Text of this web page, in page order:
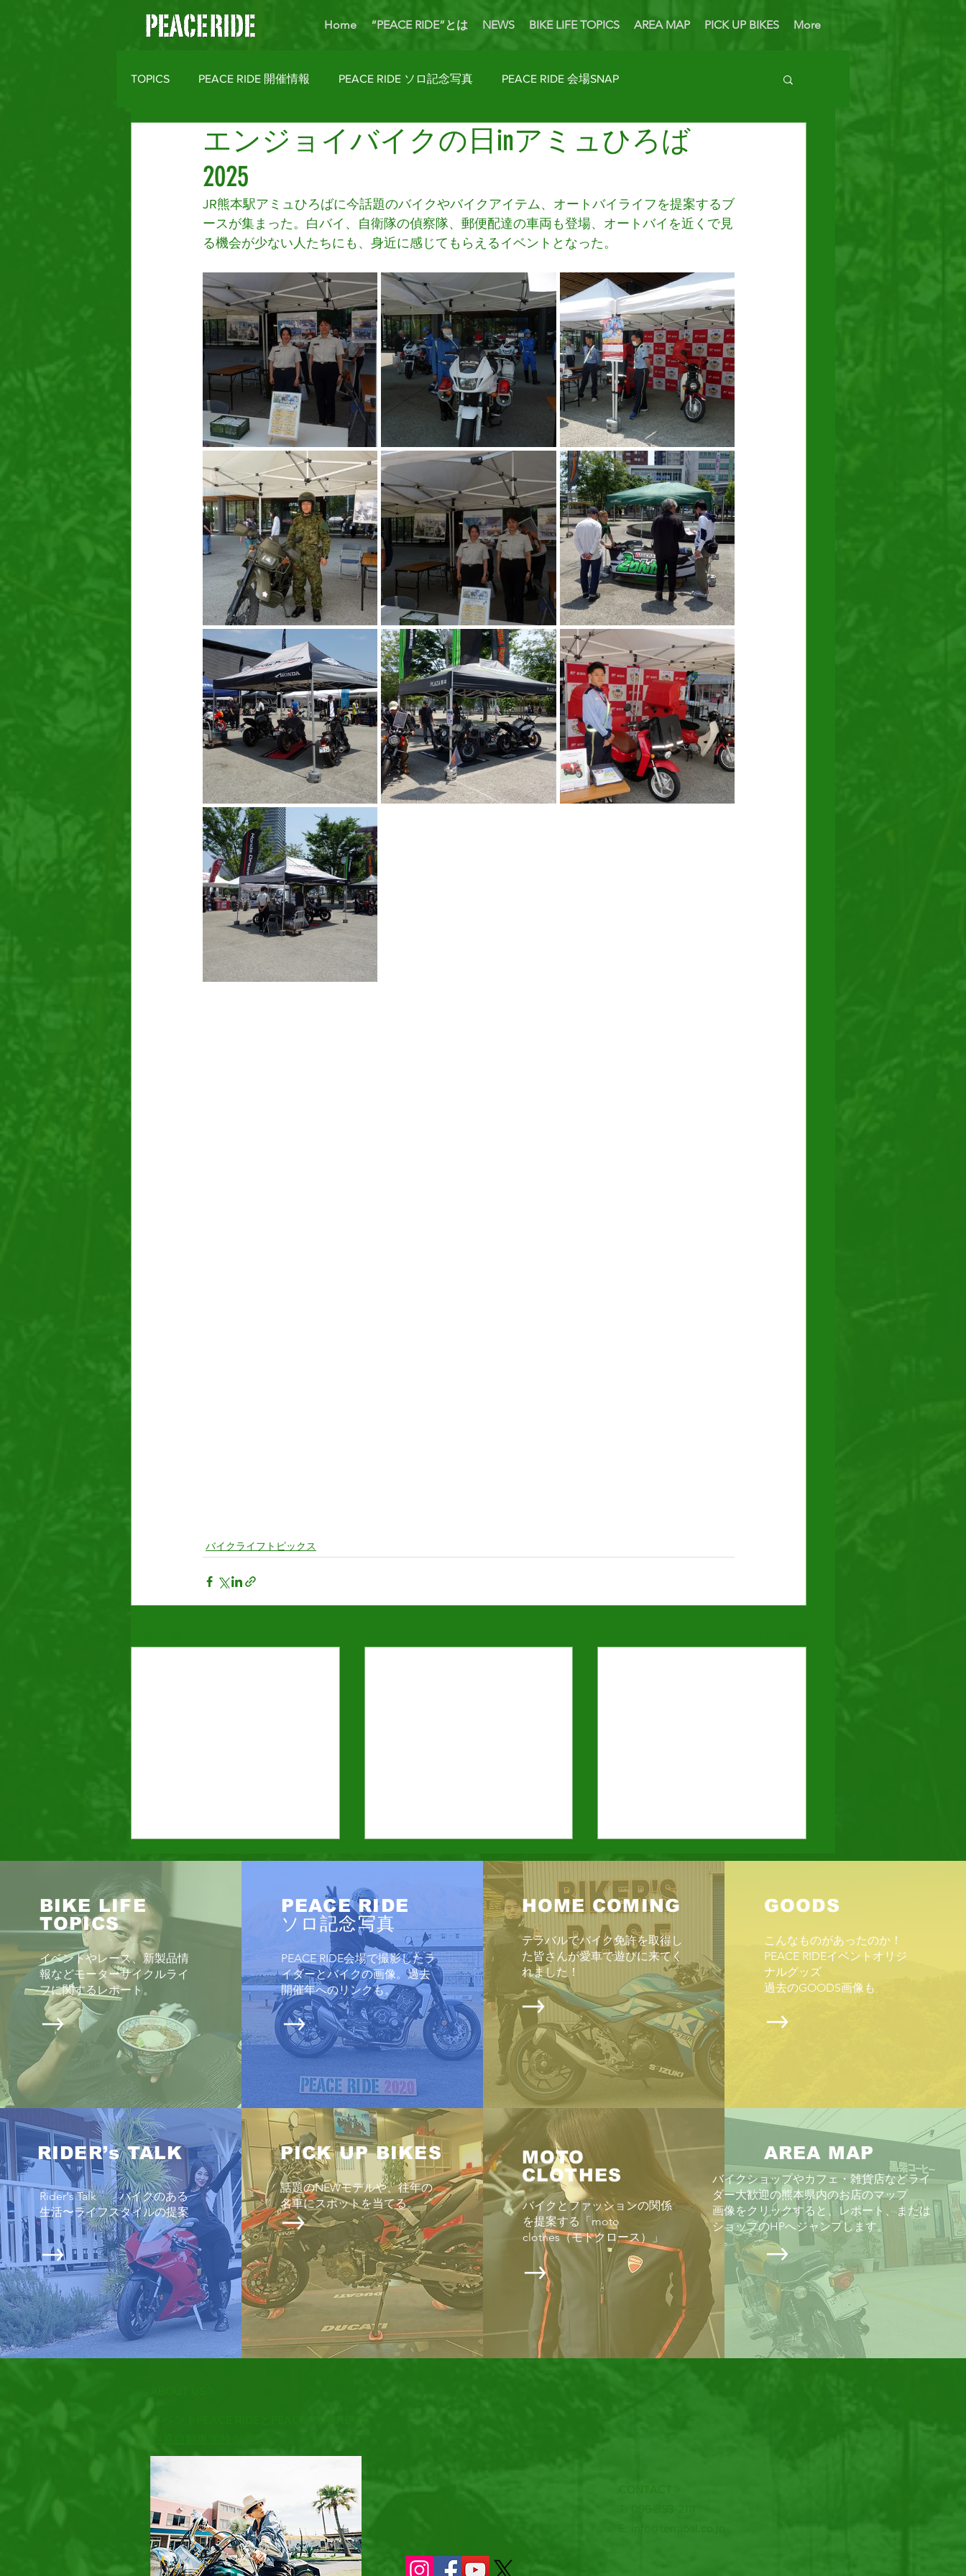
Home “PEACE RIDE”とは NEWS BIKE LIFE TOPICS AREA MAP PICK UP BIKES More
TOPICS PEACE RIDE 開催情報 PEACE RIDE ソロ記念写真 PEACE RIDE 会場SNAP
バイクライフトピックス Rider's Talk PICK UP BIKES ホームカミング Enjoy Bike
エンジョイバイクの日inアミュひろば
2025
JR熊本駅アミュひろばに今話題のバイクやバイクアイテム、オートバイライフを提案するブ
ースが集まった。白バイ、自衛隊の偵察隊、郵便配達の車両も登場、オートバイを近くで見
る機会が少ない人たちにも、身近に感じてもらえるイベントとなった。
バイクライフトピックス
2026 鈴鹿8時間耐久ロードレー
ス観戦に行ったハナシ
Enjoyツーリング2026 6/28
鈴鹿8時間耐久ロードレース
今年もまた、「鈴鹿の夏」の時期
が近づいてきた。 「7月の最後の
日曜日」というこれまでの恒例の
スケジュールよりグッと早い「7
月最初の日曜日」に開催される。
「暑い８耐」でおなじみではある
が、あまりにも過酷な状況を少し
でも改善する狙いで少し早い時期
の開催となる。暑さは緩和される
のだろうか？ トップ争いだけ
が、８耐の面白さではない。にし
ても、話題にせざるを得ないのは
「HONDA vs YAMAHA」の争
BIKE LIFE
TOPICS
イベントやレース、新製品情
報などモーターサイクルライ
フに関するレポート 。
PEACE RIDE
ソロ記念写真
PEACE RIDE会場で撮影したラ
イダーとバイクの画像。過去
開催年へのリンクも。
HOME COMING
テラバルでバイク免許を取得し
た皆さんが愛車で遊びに来てく
れました！
GOODS
こんなものがあったのか！
PEACE RIDEイベントオリジ
ナルグッズ
​過去のGOODS画像も
RIDER’s TALK
Rider's Talk バイクのある
生活〜ライフスタイルの提案
PICK UP BIKES
話題のNEWモデルや、往年の
名車にスポットを当てる。
MOTO
CLOTHES
バイクとファッションの関係
を提案する「moto
clothes（モトクロース）」
AREA MAP
バイクショップやカフェ・雑貨店などライ
ダー大歓迎の熊本県内のお店のマップ
画像をクリックすると、レポート、または
ショップのHPへジャンプします。